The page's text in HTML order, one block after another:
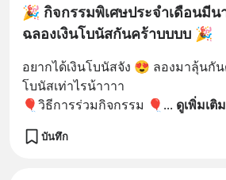
🎉 กิจกรรมพิเศษประจำเดือนมี
ฉลองเงินโบนัสกันคร้าบบบบ 🎉
อยากได้เงินโบนัสจัง 😍 ลองมาลุ้นกั
โบนัสเท่าไรน้าาาา
🎈วิธีการร่วมกิจกรรม 🎈 ... ดูเพิ่มเติม
บันทึก